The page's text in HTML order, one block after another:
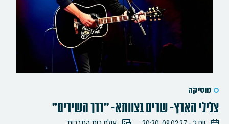
מוסיקה
צלילי הארץ- שרים בצוותא- "דרך השירים"